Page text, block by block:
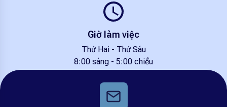
Giờ làm việc
Thứ Hai - Thứ Sáu
8:00 sáng - 5:00 chiều